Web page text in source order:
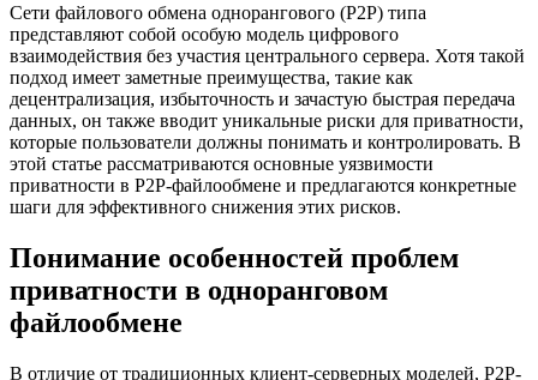
Сети файлового обмена однорангового (P2P) типа
представляют собой особую модель цифрового
взаимодействия без участия центрального сервера. Хотя такой
подход имеет заметные преимущества, такие как
децентрализация, избыточность и зачастую быстрая передача
данных, он также вводит уникальные риски для приватности,
которые пользователи должны понимать и контролировать. В
этой статье рассматриваются основные уязвимости
приватности в P2P-файлообмене и предлагаются конкретные
шаги для эффективного снижения этих рисков.
Понимание особенностей проблем
приватности в одноранговом
файлообмене
В отличие от традиционных клиент-серверных моделей, P2P-